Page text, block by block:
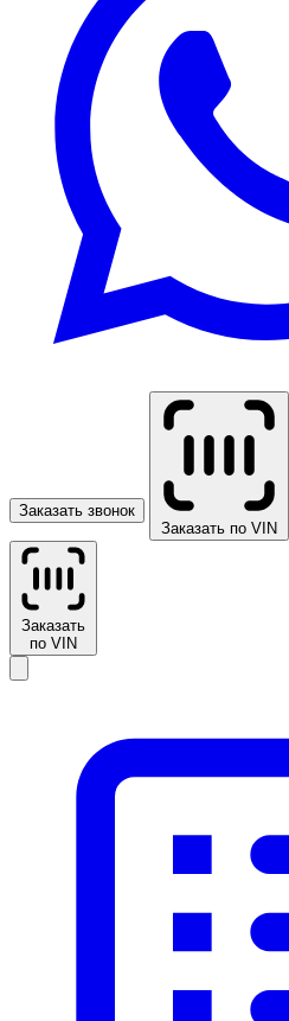
Заказать звонок
Заказать по VIN
Заказать
по VIN